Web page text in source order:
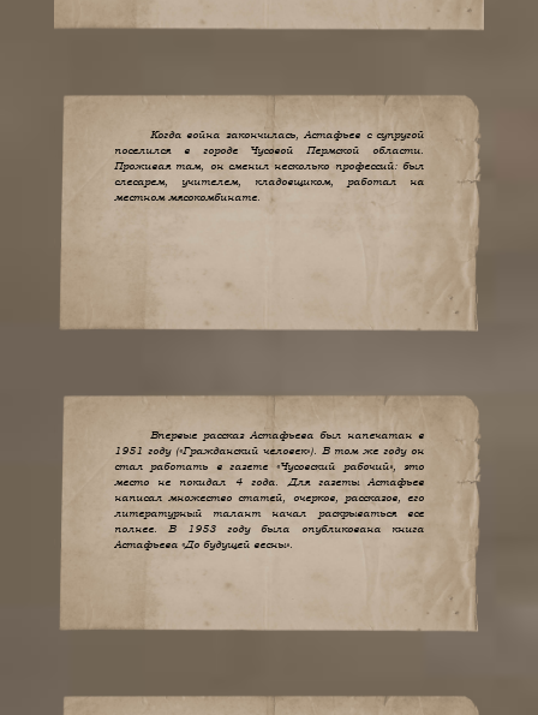
Когда война закончилась, Астафьев с супругой
поселился в городе Чусовой Пермской области.
Проживая там, он сменил несколько профессий: был
слесарем, учителем, кладовщиком, работал на
местном мясокомбинате.
Впервые рассказ Астафьева был напечатан в
1951 году («Гражданский человек»). В том же году он
стал работать в газете «Чусовский рабочий», это
место не покидал 4 года. Для газеты Астафьев
написал множество статей, очерков, рассказов, его
литературный талант начал раскрываться все
полнее. В 1953 году была опубликована книга
Астафьева «До будущей весны».